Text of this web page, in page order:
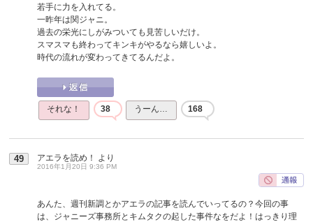
若手に力を入れてる。
一昨年は関ジャニ。
過去の栄光にしがみついても見苦しいだけ。
スマスマも終わってキンキがやるなら嬉しいよ。
時代の流れが変わってきてるんだよ。
それな！ 38 うーん… 168
49 アエラを読め！ より
2016年1月20日 9:36 PM
あんた、週刊新調とかアエラの記事を読んでいってるの？今回の事
は、ジャニーズ事務所とキムタクの起した事件なをだよ！はっきり理